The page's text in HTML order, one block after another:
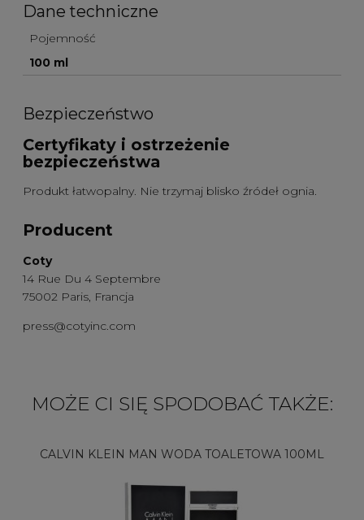
Dane techniczne
Pojemność
100 ml
Bezpieczeństwo
Certyfikaty i ostrzeżenie
bezpieczeństwa
Produkt łatwopalny. Nie trzymaj blisko źródeł ognia.
Producent
Coty
14 Rue Du 4 Septembre
75002 Paris, Francja
press@cotyinc.com
MOŻE CI SIĘ SPODOBAĆ TAKŻE:
CALVIN KLEIN MAN WODA TOALETOWA 100ML